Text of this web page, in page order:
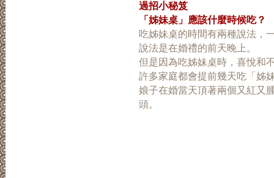
過招小秘笈
「姊妹桌」應該什麼時候吃？
吃姊妹桌的時間有兩種說法，
說法是在婚禮的前天晚上。
但是因為吃姊妹桌時，喜悅和
許多家庭都會提前幾天吃「姊
娘子在婚當天頂著兩個又紅又
頭。